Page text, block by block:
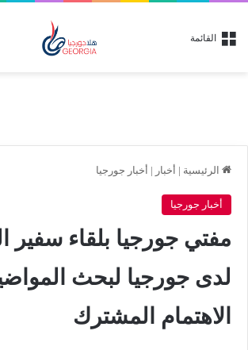
القائمة
الرئيسية | أخبار | أخبار جورجيا
أخبار جورجيا
مفتي جورجيا بلقاء سفير
لدى جورجيا لبحث
الاهتمام المشترك